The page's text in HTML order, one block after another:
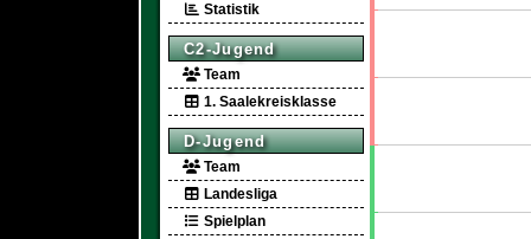
Statistik
C2-Jugend
Team
1. Saalekreisklasse
D-Jugend
Team
Landesliga
Spielplan